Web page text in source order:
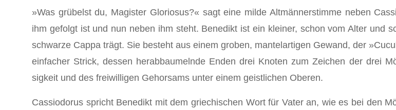
»Was grübelst du, Magister Gloriosus?« sagt eine milde Altmän­nerstimme neben
ihm ge­folgt ist und nun neben ihm steht. Benedikt ist ein kleiner, schon vom Alter und
schwarze Cappa trägt. Sie besteht aus einem gro­ben, mantelartigen Gewand, der
einfacher Strick, dessen herabbaumelnde Enden drei Knoten zum Zeichen der drei
sigkeit und des freiwilligen Gehorsams unter einem geistlichen Oberen.
Cassiodorus spricht Benedikt mit dem griechischen Wort für Vater an, wie es bei den